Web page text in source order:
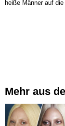
heiße Männer auf
Mehr aus